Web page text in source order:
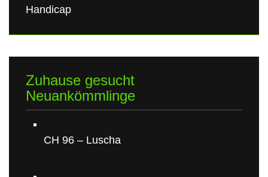
Handicap
Zuhause gesucht
Neuankömmlinge
CH 96 – Luscha